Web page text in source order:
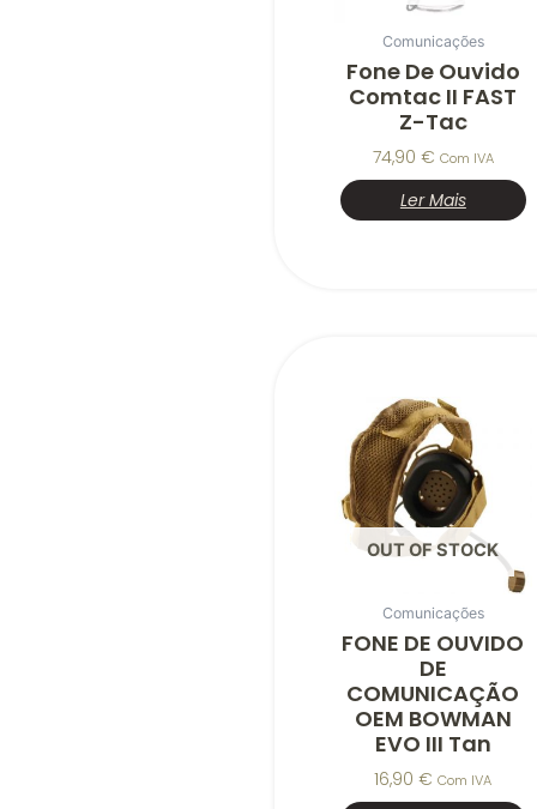
Comunicações
Fone De Ouvido
Comtac II FAST
Z-Tac
74,90 € Com IVA
Ler Mais
OUT OF STOCK
Comunicações
FONE DE OUVIDO
DE
COMUNICAÇÃO
OEM BOWMAN
EVO III Tan
16,90€ Com IVA